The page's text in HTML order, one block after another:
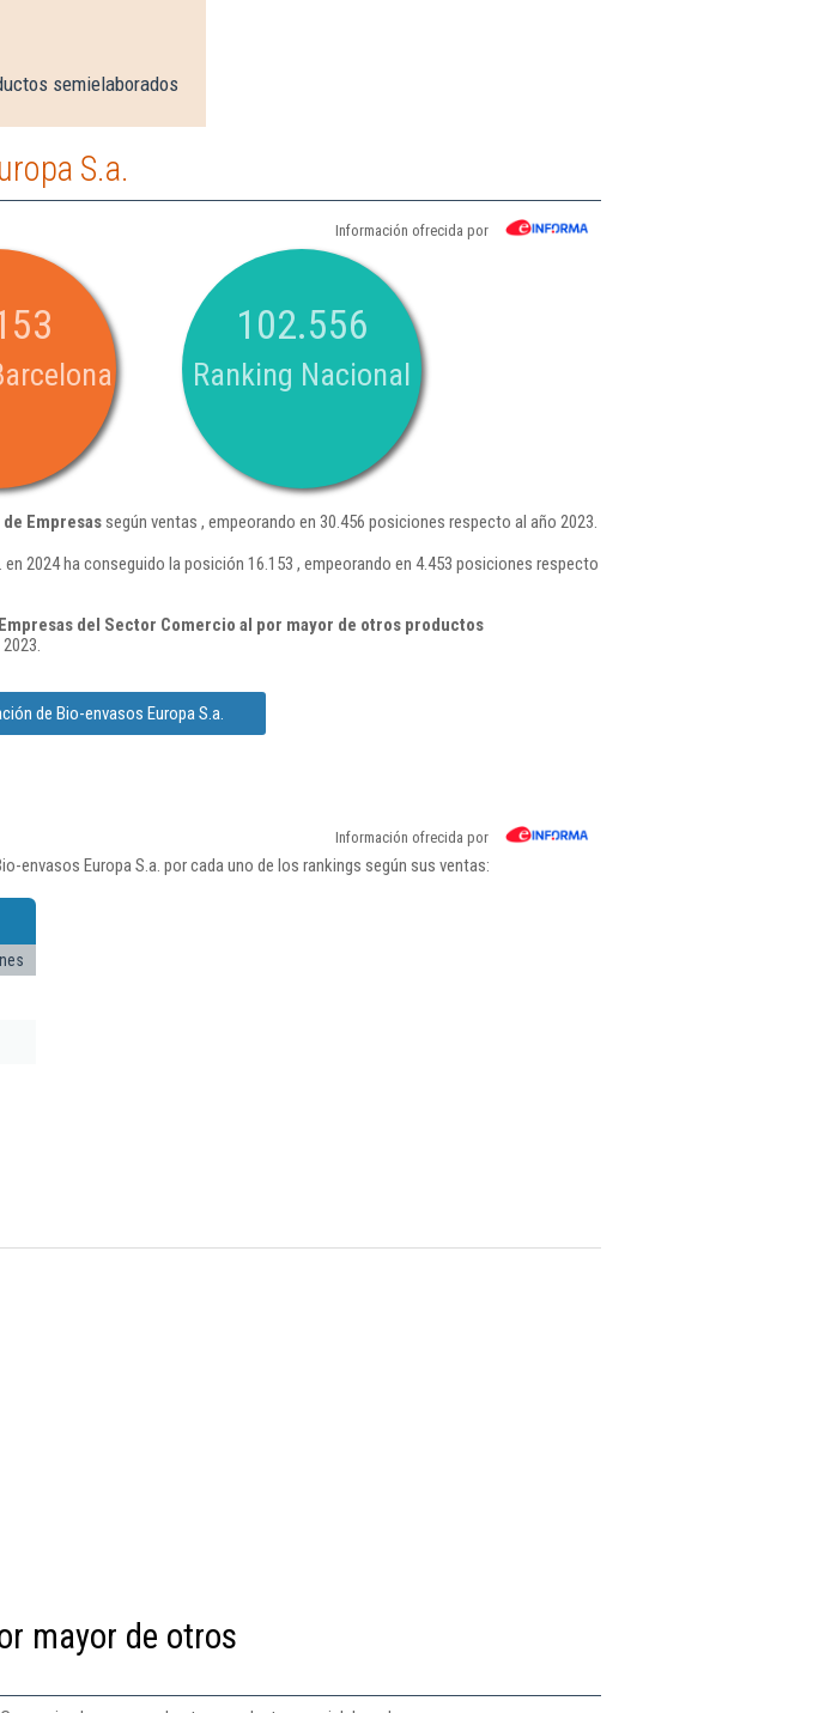
semielaborados
S.a.
Información ofrecida por
102.556
Ranking Nacional
Empresassegún ventas , empeorando en 30.456 posiciones respecto al año 2023.
2024 ha conseguido la posición 16.153 , empeorando en 4.453 posiciones respecto
del Sector Comercio al por mayor de otros productos
de Bio-envasos Europa S.a.
Información ofrecida por
envasos Europa S.a. por cada uno de los rankings según sus ventas:
mayor de otros